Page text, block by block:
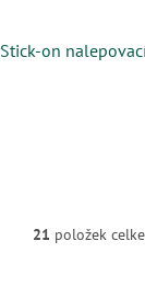
on
O
21 položek